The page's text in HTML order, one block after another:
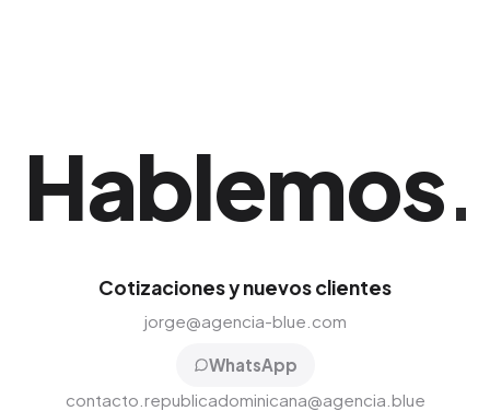
Hablemos.
Cotizaciones y nuevos clientes
jorge@agencia-blue.com
WhatsApp
contacto.republicadominicana@agencia.blue